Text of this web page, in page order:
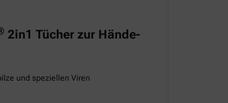
2in1 Tücher zur Hände-
und speziellen Viren